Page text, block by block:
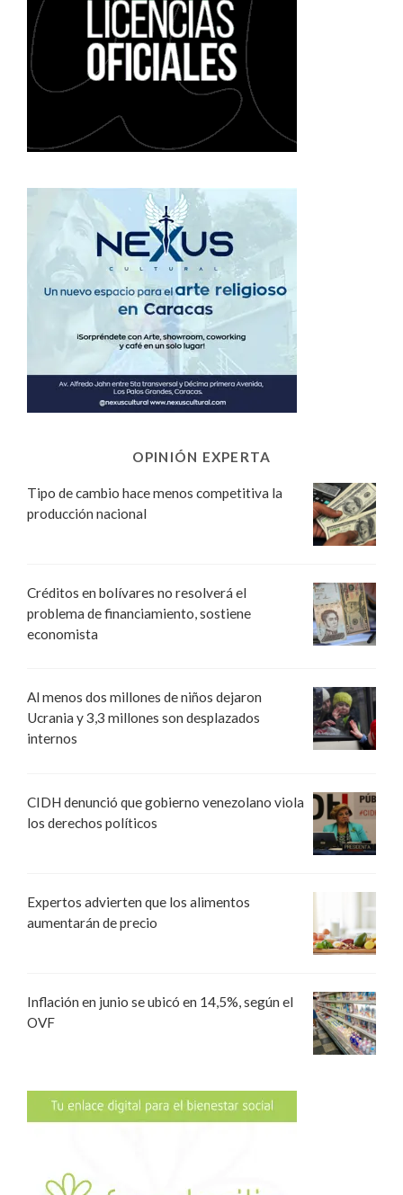
OPINIÓN EXPERTA
Tipo de cambio hace menos competitiva la
producción nacional
Créditos en bolívares no resolverá el
problema de financiamiento, sostiene
economista
Al menos dos millones de niños dejaron
Ucrania y 3,3 millones son desplazados
internos
CIDH denunció que gobierno venezolano viola
los derechos políticos
Expertos advierten que los alimentos
aumentarán de precio
Inflación en junio se ubicó en 14,5%, según el
OVF